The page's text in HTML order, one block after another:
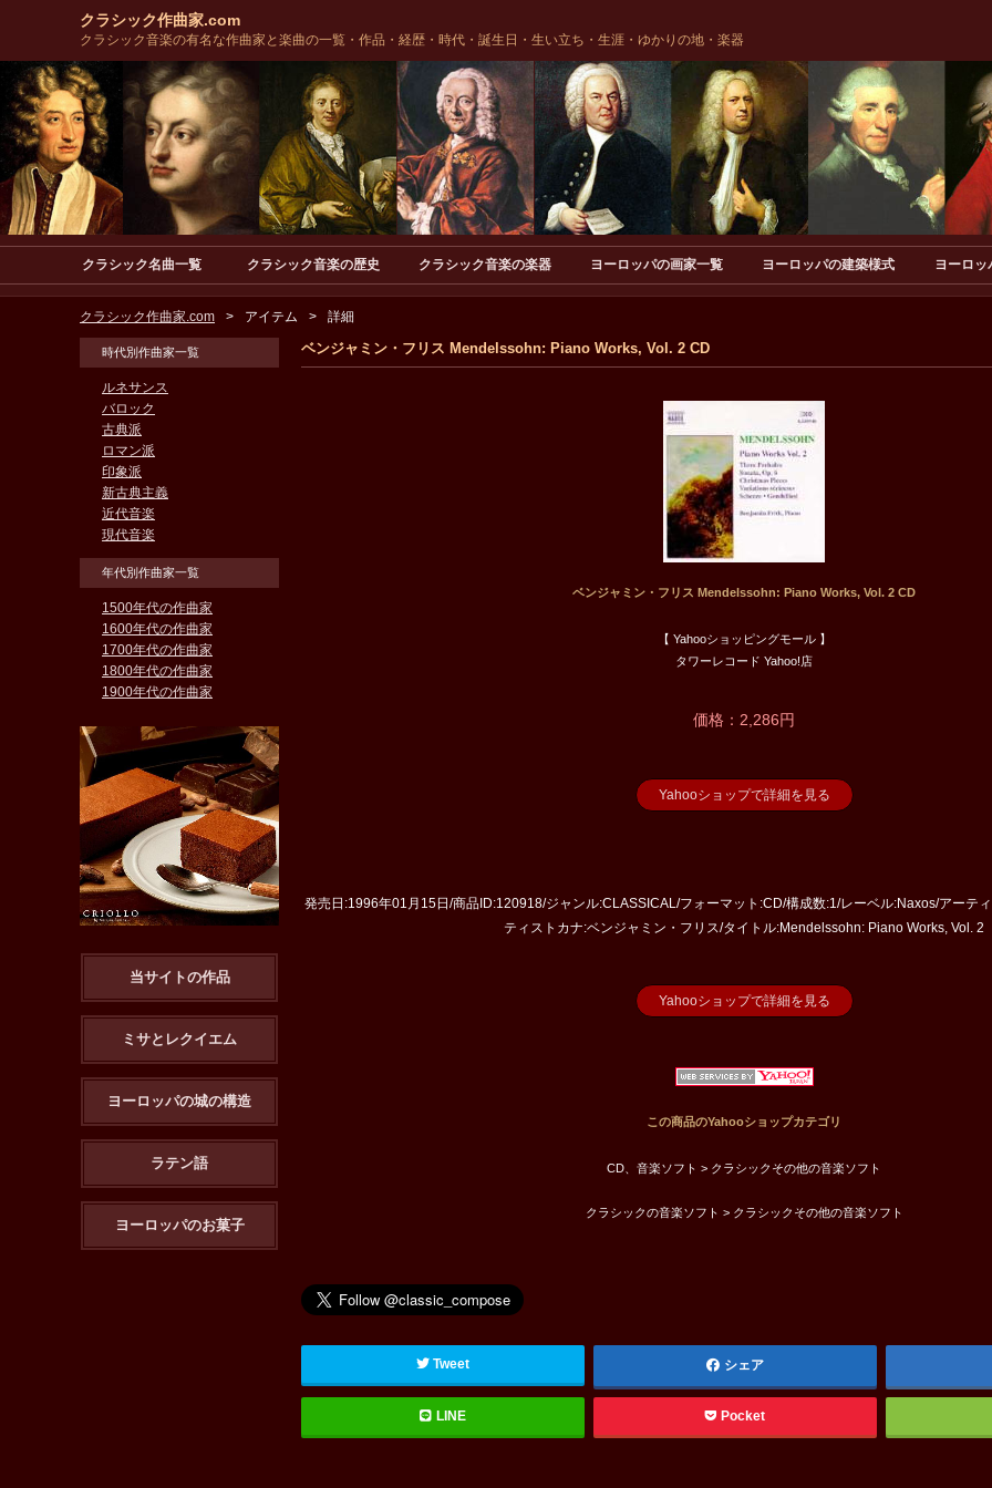
クラシック作曲家.com
クラシック音楽の有名な作曲家と楽曲の一覧・作品・経歴・時代・誕生日・生い立ち・生涯・ゆかりの地・楽器
クラシック名曲一覧 クラシック音楽の歴史 クラシック音楽の楽器 ヨーロッパの画家一覧 ヨーロッパの建築様式 ヨーロッ
クラシック作曲家.com アイテム 詳細
ベンジャミン・フリス Mendelssohn: Piano Works, Vol. 2 CD
ベンジャミン・フリス Mendelssohn: Piano Works, Vol. 2 CD
【 Yahooショッピングモール 】
タワーレコード Yahoo!店
価格：2,286円
Yahooショップで詳細を見る
発売日:1996年01月15日/商品ID:120918/ジャンル:CLASSICAL/フォーマット:CD/構成数:1/レーベル:Naxos/アーテ
ティストカナ:ベンジャミン・フリス/タイトル:Mendelssohn: Piano Works, Vol. 2
Yahooショップで詳細を見る
この商品のYahooショップカテゴリ
CD、音楽ソフト > クラシックその他の音楽ソフト
クラシックの音楽ソフト > クラシックその他の音楽ソフト
Tweet シェア
LINE Pocket
時代別作曲家一覧
ルネサンス
バロック
古典派
ロマン派
印象派
新古典主義
近代音楽
現代音楽
年代別作曲家一覧
1500年代の作曲家
1600年代の作曲家
1700年代の作曲家
1800年代の作曲家
1900年代の作曲家
当サイトの作品
ミサとレクイエム
ヨーロッパの城の構造
ラテン語
ヨーロッパのお菓子